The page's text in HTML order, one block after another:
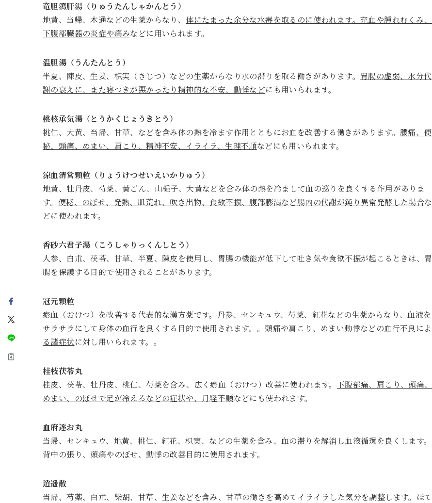
竜胆瀉肝湯（りゅうたんしゃかんとう）
地黄、当帰、木通などの生薬からなり、 体にたまった余分な水毒を取るのに使われます。充血や腫れむくみ、
下腹部臓器の炎症や痛みなどに用いられます。
温胆湯（ うんたんとう）
半夏、陳皮、生姜、枳実（きじつ）などの生薬からなり水の滞りを取る働きがあります。 胃腸の虚弱、水分代
謝の衰えに、また寝つきが悪かったり精神的な不安、動悸などにも用いられます。
桃核承気湯（とうかくじょうきとう）
桃仁、大黄、当帰、甘草、などを含み体の熱を冷ます作用とともにお血を改善する働きがあります。 腰痛、便
秘、頭痛、めまい、肩こり、精神不安、イライラ、生理不順などにも用いられます。
涼血清営顆粒（りょうけつせいえいかりゅう）
地黄、牡丹皮、芍薬、黄ごん、山梔子、大黄などを含み体の熱を冷まして血の巡りを良くする作用がありま
す。 便秘、のぼせ、発熱、肌荒れ、吹き出物、食欲不振、腹部膨満など腸内の代謝が鈍り異常発酵した場合な
どに使われます。
香砂六君子湯（こうしゃりっくんしとう）
人参、白朮、茯苓、甘草、半夏、陳皮を使用し、胃腸の機能が低下して吐き気や食欲不振が起こるときは、胃
腸を保護する目的で使用されることがあります。
冠元顆粒
瘀血（おけつ）を改善する代表的な漢方薬です。丹参、センキュウ、芍薬、紅花などの生薬からなり、血液を
サラサラにして身体の血行を良くする目的で使用されます。。頭痛や肩こり、めまい動悸などの血行不良によ
る諸症状に対し用いられます。。
桂枝茯苓丸
桂皮、茯苓、牡丹皮、桃仁、芍薬を含み、広く瘀血（おけつ）改善に使われます。 下腹部痛、肩こり、頭痛、
めまい、のぼせで足が冷えるなどの症状や、月経不順などにも使われます。
血府逐お丸
当帰、センキュウ、地黄、桃仁、紅花、枳実、などの生薬を含み、血の滞りを解消し血液循環を良くします。
背中の張り、頭痛やのぼせ、動悸の改善目的に使用されます。
逍遥散
当帰、芍薬、白朮、柴胡、甘草、生姜などを含み、甘草の働きを高めてイライラした気分を調整します。ほて